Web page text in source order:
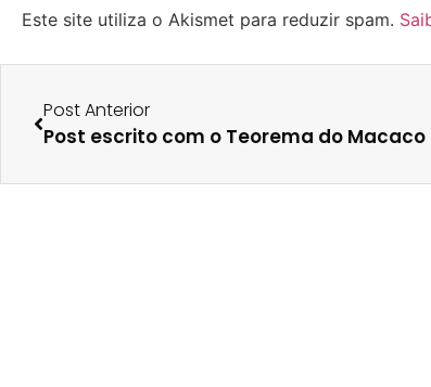
Este site utiliza o Akismet para reduzir spam.
Post Anterior
Post escrito com o Teorema do